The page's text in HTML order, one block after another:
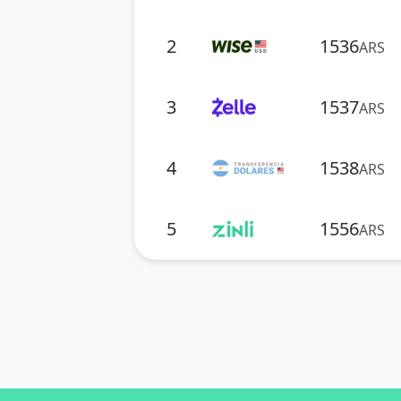
2 1536ARS
3 1537ARS
4 1538ARS
5 1556ARS